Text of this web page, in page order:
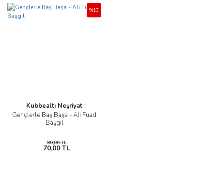
Kubbealtı Neşriyat
Gençlerle Baş Başa - Ali Fuad
Başgil
%13
80,00 TL
70,00 TL